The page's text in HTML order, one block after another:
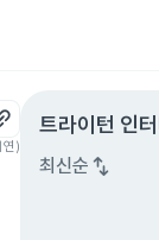
)
트라이턴 인
주 D(6.875%
최신순 swap_vert